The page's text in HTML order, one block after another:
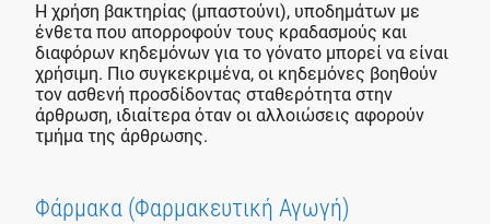
Η χρήση βακτηρίας (μπαστούνι), υποδημάτων με
ένθετα που απορροφούν τους κραδασμούς και
διαφόρων κηδεμόνων για το γόνατο μπορεί να είναι
χρήσιμη. Πιο συγκεκριμένα, οι κηδεμόνες βοηθούν
τον ασθενή προσδίδoντας σταθερότητα στην
άρθρωση, ιδιαίτερα όταν οι αλλοιώσεις αφορούν
τμήμα της άρθρωσης.
Φάρμακα (Φαρμακευτική Αγωγή)